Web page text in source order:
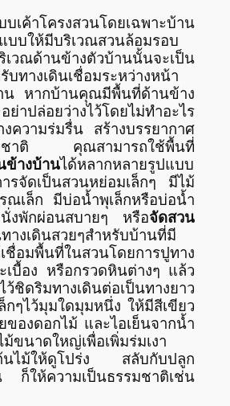
ค้าโครงสวนโดยเฉพาะบ้าน
บบให้มีบริเวณสวนล้อมรอบ
วณด้านข้างตัวบ้านนั้นจะเป็น
บทางเดินเชื่อมระหว่างหน้า
น หากบ้านคุณมีพื้นที่ด้านข้าง
ปล่อยว่างไว้โดยไม่ทำอะไร
งความร่มรื่น สร้างบรรยากาศ
มชาติ คุณสามารถใช้พื้นที่
ข้างบ้านได้หลากหลายรูปแบบ
รจัดเป็นสวนหย่อมเล็กๆ มีไม้
ณเล็ก มีบ่อน้ำพุเล็กหรือบ่อน้ำ
งพักผ่อนสบายๆ หรือจัดสวน
างเดินสวยๆสำหรับบ้านที่มี
มพื้นที่ในสวนโดยการปูทาง
เบื้อง หรือกรวดหินต่างๆ แล้ว
ว้ชิดริมทางเดินต่อเป็นทางยาว
กๆไว้มุมใดมุมหนึ่ง ให้มีสีเขียว
ของดอกไม้ และไอเย็นจากน้ำ
ขนาดใหญ่เพื่อเพิ่มร่มเงา
นไม้ให้ดูโปร่ง สลับกับปลูก
ก็ให้ความเป็นธรรมชาติเช่น